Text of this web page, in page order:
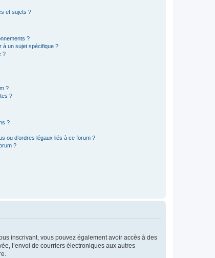
et sujets ?
?
à un sujet spécifique ?
?
?
?
?
ou d’ordres légaux liés à ce forum ?
?
inscrivant, vous pouvez également avoir accès à des
l’envoi de courriers électroniques aux autres